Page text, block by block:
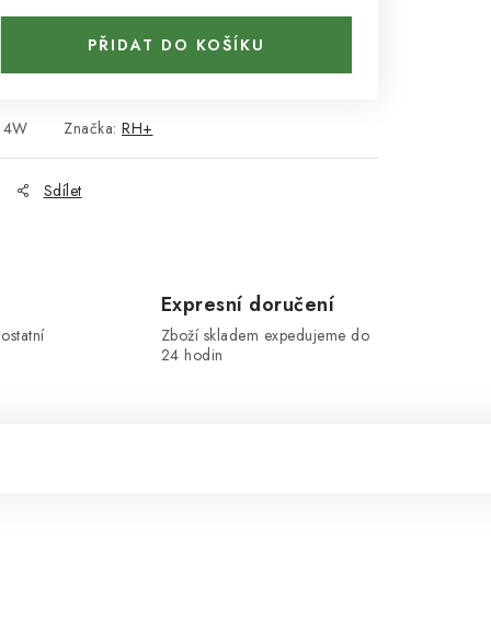
PŘIDAT DO KOŠÍKU
Značka: RH+
Sdílet
Expresní doručení
Zboží skladem expedujeme do
24 hodin